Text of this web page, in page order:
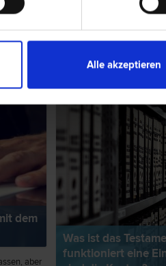
Alle akzeptieren
dem
aber
Was ist das
funktioniert eine